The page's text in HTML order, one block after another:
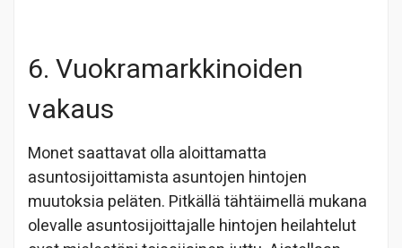
6. Vuokramarkkinoiden
vakaus
Monet saattavat olla aloittamatta
asuntosijoittamista asuntojen hintojen
muutoksia peläten. Pitkällä tähtäimellä mukana
olevalle asuntosijoittajalle hintojen heilahtelut